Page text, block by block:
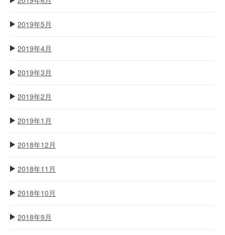
2019年5月
2019年4月
2019年3月
2019年2月
2019年1月
2018年12月
2018年11月
2018年10月
2018年9月